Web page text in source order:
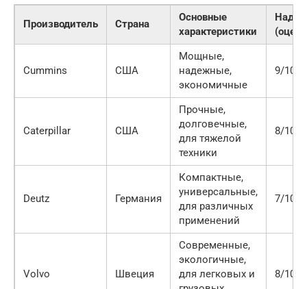
Производитель Страна
Основные
характеристики
Cummins США
Мощные,
надежные,
экономичные
9/10
Caterpillar США
Прочные,
долговечные,
для тяжелой
техники
8/10
Deutz Германия
Компактные,
универсальные,
для различных
применений
7/10
Volvo Швеция
Современные,
экологичные,
для легковых и
8/10